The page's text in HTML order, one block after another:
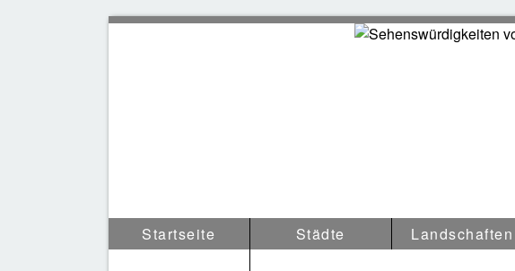
Europa aktiv
Startseite Städte Landschaften